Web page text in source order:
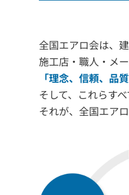
全国エアロ会は、
施工店・職人・メ
「理念、信頼、品
そして、これらす
それが、全国エア